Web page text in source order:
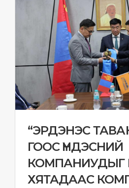
“ЭРДЭНЭС
ГООС ҮНДЭСНИЙ
КОМПАНИУДЫГ
ХЯТАДААС